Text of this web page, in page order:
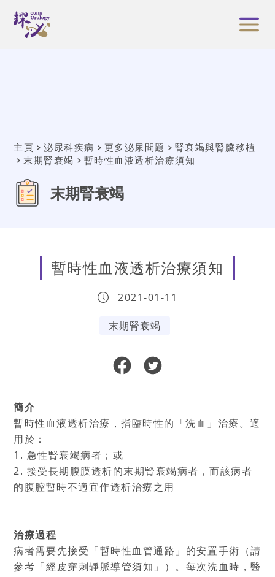
主頁 泌尿科疾病 更多泌尿問題
腎衰竭與腎臟移植
末期腎衰竭
暫時性血液透析治療須知
末期腎衰竭
暫時性血液透析治療須知
2021-01-11
末期腎衰竭
簡介
暫時性血液透析治療，指臨時性的「洗血」治療。適
用於：
1. 急性腎衰竭病者；或
2. 接受長期腹膜透析的末期腎衰竭病者，而該病者
的腹腔暫時不適宜作透析治療之用
治療過程
病者需要先接受「暫時性血管通路」的安置手術（請
參考「經皮穿刺靜脈導管須知」）。每次洗血時，醫